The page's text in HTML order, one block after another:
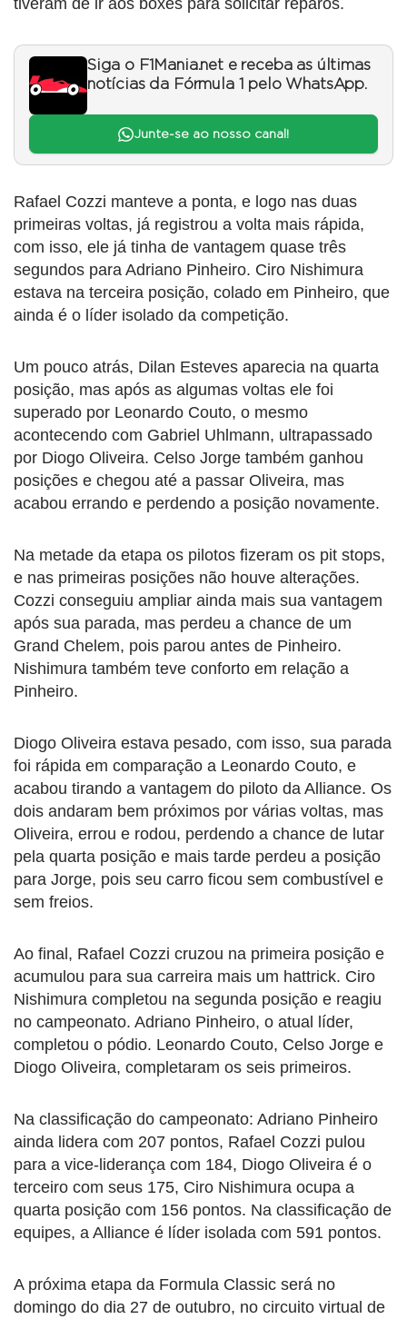
tiveram de ir aos boxes para solicitar reparos.
Siga o F1Mania.net e receba as últimas
notícias da Fórmula 1 pelo WhatsApp.
Junte-se ao nosso canal!
Rafael Cozzi manteve a ponta, e logo nas duas
primeiras voltas, já registrou a volta mais rápida,
com isso, ele já tinha de vantagem quase três
segundos para Adriano Pinheiro. Ciro Nishimura
estava na terceira posição, colado em Pinheiro, que
ainda é o líder isolado da competição.
Um pouco atrás, Dilan Esteves aparecia na quarta
posição, mas após as algumas voltas ele foi
superado por Leonardo Couto, o mesmo
acontecendo com Gabriel Uhlmann, ultrapassado
por Diogo Oliveira. Celso Jorge também ganhou
posições e chegou até a passar Oliveira, mas
acabou errando e perdendo a posição novamente.
Na metade da etapa os pilotos fizeram os pit stops,
e nas primeiras posições não houve alterações.
Cozzi conseguiu ampliar ainda mais sua vantagem
após sua parada, mas perdeu a chance de um
Grand Chelem, pois parou antes de Pinheiro.
Nishimura também teve conforto em relação a
Pinheiro.
Diogo Oliveira estava pesado, com isso, sua parada
foi rápida em comparação a Leonardo Couto, e
acabou tirando a vantagem do piloto da Alliance. Os
dois andaram bem próximos por várias voltas, mas
Oliveira, errou e rodou, perdendo a chance de lutar
pela quarta posição e mais tarde perdeu a posição
para Jorge, pois seu carro ficou sem combustível e
sem freios.
Ao final, Rafael Cozzi cruzou na primeira posição e
acumulou para sua carreira mais um hattrick. Ciro
Nishimura completou na segunda posição e reagiu
no campeonato. Adriano Pinheiro, o atual líder,
completou o pódio. Leonardo Couto, Celso Jorge e
Diogo Oliveira, completaram os seis primeiros.
Na classificação do campeonato: Adriano Pinheiro
ainda lidera com 207 pontos, Rafael Cozzi pulou
para a vice-liderança com 184, Diogo Oliveira é o
terceiro com seus 175, Ciro Nishimura ocupa a
quarta posição com 156 pontos. Na classificação de
equipes, a Alliance é líder isolada com 591 pontos.
A próxima etapa da Formula Classic será no
domingo do dia 27 de outubro, no circuito virtual de